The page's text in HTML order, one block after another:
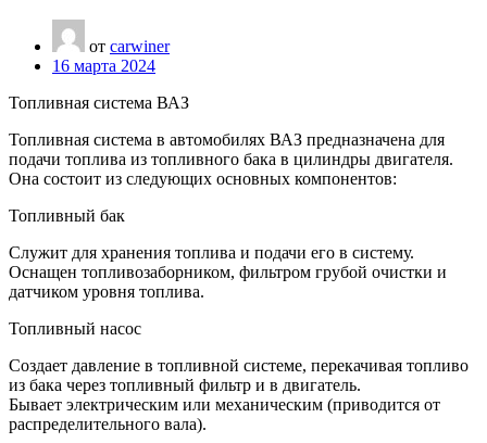
от carwiner
16 марта 2024
Топливная система ВАЗ
Топливная система в автомобилях ВАЗ предназначена для
подачи топлива из топливного бака в цилиндры двигателя.
Она состоит из следующих основных компонентов:
Топливный бак
Служит для хранения топлива и подачи его в систему.
Оснащен топливозаборником, фильтром грубой очистки и
датчиком уровня топлива.
Топливный насос
Создает давление в топливной системе, перекачивая топливо
из бака через топливный фильтр и в двигатель.
Бывает электрическим или механическим (приводится от
распределительного вала).